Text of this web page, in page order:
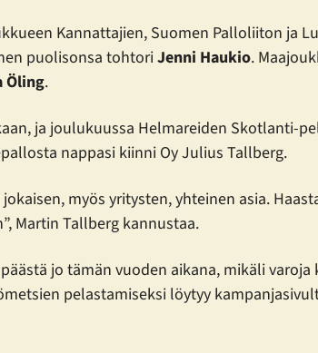
Kannattajien, Suomen Palloliiton ja
puolisonsa tohtoriJenni Haukio.
Öling.
ja joulukuussa Helmareiden Skotlanti-
nappasi kiinni Oy Julius Tallberg.
myös yritysten, yhteinen asia.
Martin Tallberg kannustaa.
jo tämän vuoden aikana, mikäli varoja
pelastamiseksi löytyy